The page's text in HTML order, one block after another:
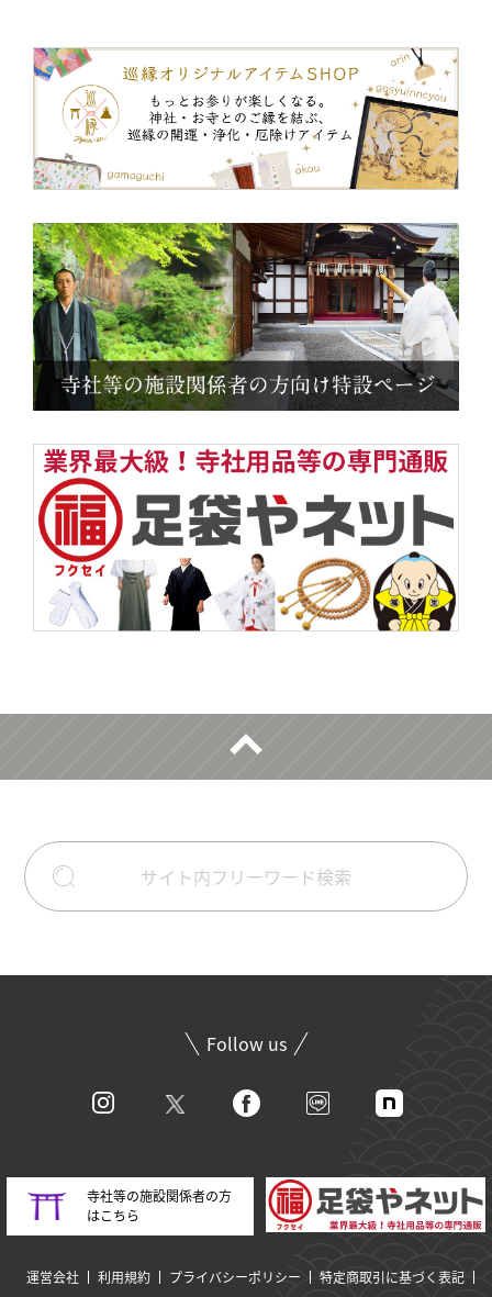
Follow us
寺社等の施設関係者の方
はこちら
運営会社 利用規約 プライバシーポリシー 特定商取引に基づく表記